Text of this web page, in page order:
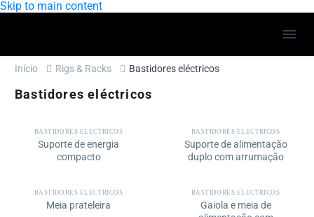
Skip to main content
Início Rigs & Racks Bastidores eléctricos
Bastidores eléctricos
BASTIDORES ELÉCTRICOS
Suporte de energia
compacto
BASTIDORES ELÉCTRICOS
Suporte de alimentação
duplo com arrumação
BASTIDORES ELÉCTRICOS
Meia prateleira
BASTIDORES ELÉCTRICOS
Gaiola e meia de